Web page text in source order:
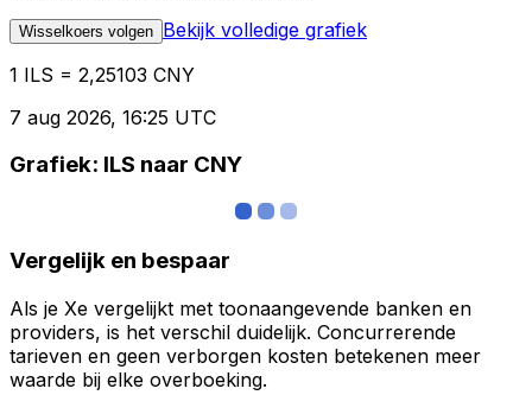
Wisselkoers volgen Bekijk volledige grafiek
1 ILS = 2,25103 CNY
7 aug 2026, 16:25 UTC
Grafiek: ILS naar CNY
Vergelijk en bespaar
Als je Xe vergelijkt met toonaangevende banken en
providers, is het verschil duidelijk. Concurrerende
tarieven en geen verborgen kosten betekenen meer
waarde bij elke overboeking.